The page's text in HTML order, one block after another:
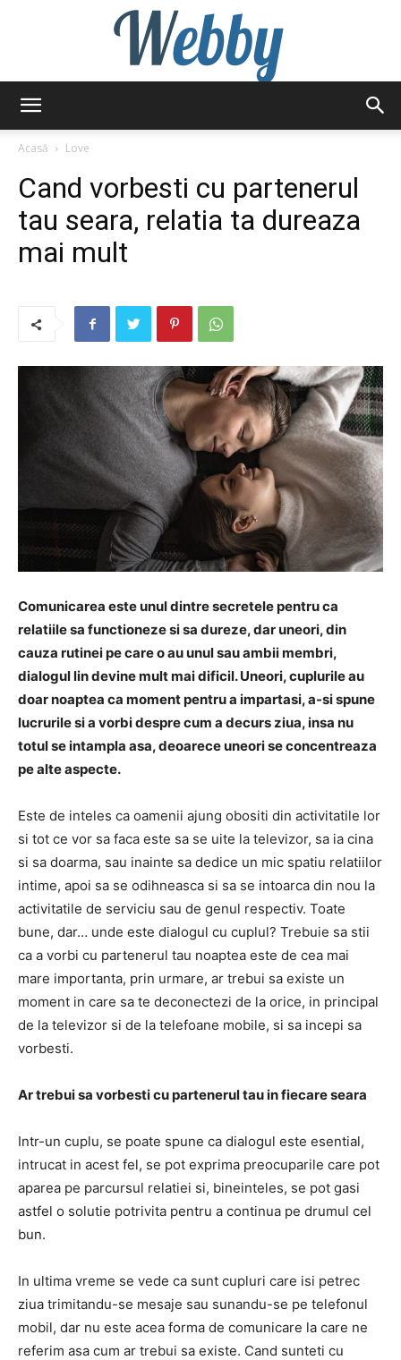
Acasă
Love
Cand vorbesti cu partenerul
tau seara, relatia ta dureaza
mai mult
Comunicarea este unul dintre secretele pentru ca
relatiile sa functioneze si sa dureze, dar uneori, din
cauza rutinei pe care o au unul sau ambii membri,
dialogul lin devine mult mai dificil. Uneori, cuplurile au
doar noaptea ca moment pentru a impartasi, a-si spune
lucrurile si a vorbi despre cum a decurs ziua, insa nu
totul se intampla asa, deoarece uneori se concentreaza
pe alte aspecte.
Este de inteles ca oamenii ajung obositi din activitatile lor
si tot ce vor sa faca este sa se uite la televizor, sa ia cina
si sa doarma, sau inainte sa dedice un mic spatiu relatiilor
intime, apoi sa se odihneasca si sa se intoarca din nou la
activitatile de serviciu sau de genul respectiv. Toate
bune, dar… unde este dialogul cu cuplul? Trebuie sa stii
ca a vorbi cu partenerul tau noaptea este de cea mai
mare importanta, prin urmare, ar trebui sa existe un
moment in care sa te deconectezi de la orice, in principal
de la televizor si de la telefoane mobile, si sa incepi sa
vorbesti.
Ar trebui sa vorbesti cu partenerul tau in fiecare seara
Intr-un cuplu, se poate spune ca dialogul este esential,
intrucat in ​​acest fel, se pot exprima preocuparile care pot
aparea pe parcursul relatiei si, bineinteles, se pot gasi
astfel o solutie potrivita pentru a continua pe drumul cel
bun.
In ultima vreme se vede ca sunt cupluri care isi petrec
ziua trimitandu-se mesaje sau sunandu-se pe telefonul
mobil, dar nu este acea forma de comunicare la care ne
referim asa cum ar trebui sa existe. Cand sunteti cu